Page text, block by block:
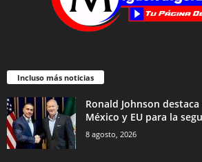
Incluso más noticias
Ronald Johnson
México y EU para la
8 agosto, 2026